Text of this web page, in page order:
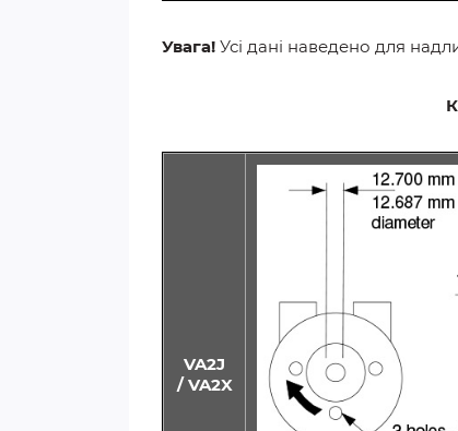
Увага! Усі дані наведено для
Креслення
VA2J
/ VA2X